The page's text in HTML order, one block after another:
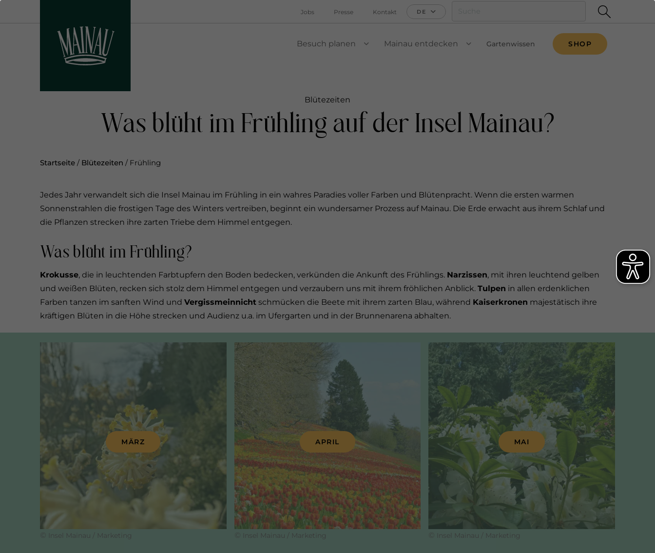
Jobs Presse Kontakt DE
Besuch planen
VIEW SUBMENU
Mainau entdecken
VIEW SUBMENU
Gartenwissen SHOP
Blütezeiten
Was blüht im Frühling auf der Insel Mainau?
Startseite / Blütezeiten / Frühling
Jedes Jahr verwandelt sich die Insel Mainau im Frühling in ein wahres Paradies voller Farben und Blütenpracht. Wenn die ersten warmen
Sonnenstrahlen die frostigen Tage des Winters vertreiben, beginnt ein wundersamer Prozess auf Mainau. Die Erde erwacht aus ihrem Schlaf und
die Pflanzen strecken ihre zarten Triebe dem Himmel entgegen.
Was blüht im Frühling?
Krokusse, die in leuchtenden Farbtupfern den Boden bedecken, verkünden die Ankunft des Frühlings. Narzissen, mit ihren leuchtend gelben
und weißen Blüten, recken sich stolz dem Himmel entgegen und verzaubern uns mit ihrem fröhlichen Anblick. Tulpen in allen erdenklichen
Farben tanzen im sanften Wind und Vergissmeinnicht schmücken die Beete mit ihrem zarten Blau, während Kaiserkronen majestätisch ihre
kräftigen Blüten in die Höhe strecken und Audienz u.a. im Ufergarten und in der Brunnenarena abhalten.
© Insel Mainau / Marketing
MÄRZ
© Insel Mainau / Marketing
APRIL
© Insel Mainau / Marketing
MAI